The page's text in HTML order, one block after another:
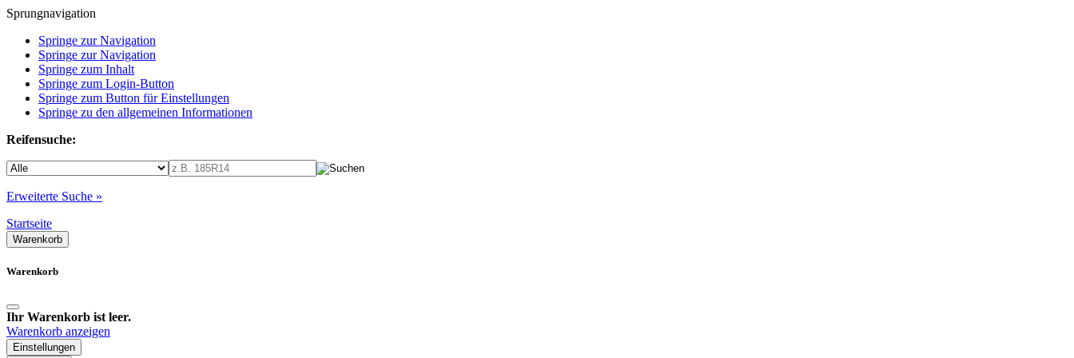
Sprungnavigation
Springe zur Navigation
Springe zur Navigation
Springe zum Inhalt
Springe zum Login-Button
Springe zum Button für Einstellungen
Springe zu den allgemeinen Informationen
Reifensuche:
Erweiterte Suche »
Startseite
Warenkorb
Warenkorb
Ihr Warenkorb ist leer.
Warenkorb anzeigen
Einstellungen